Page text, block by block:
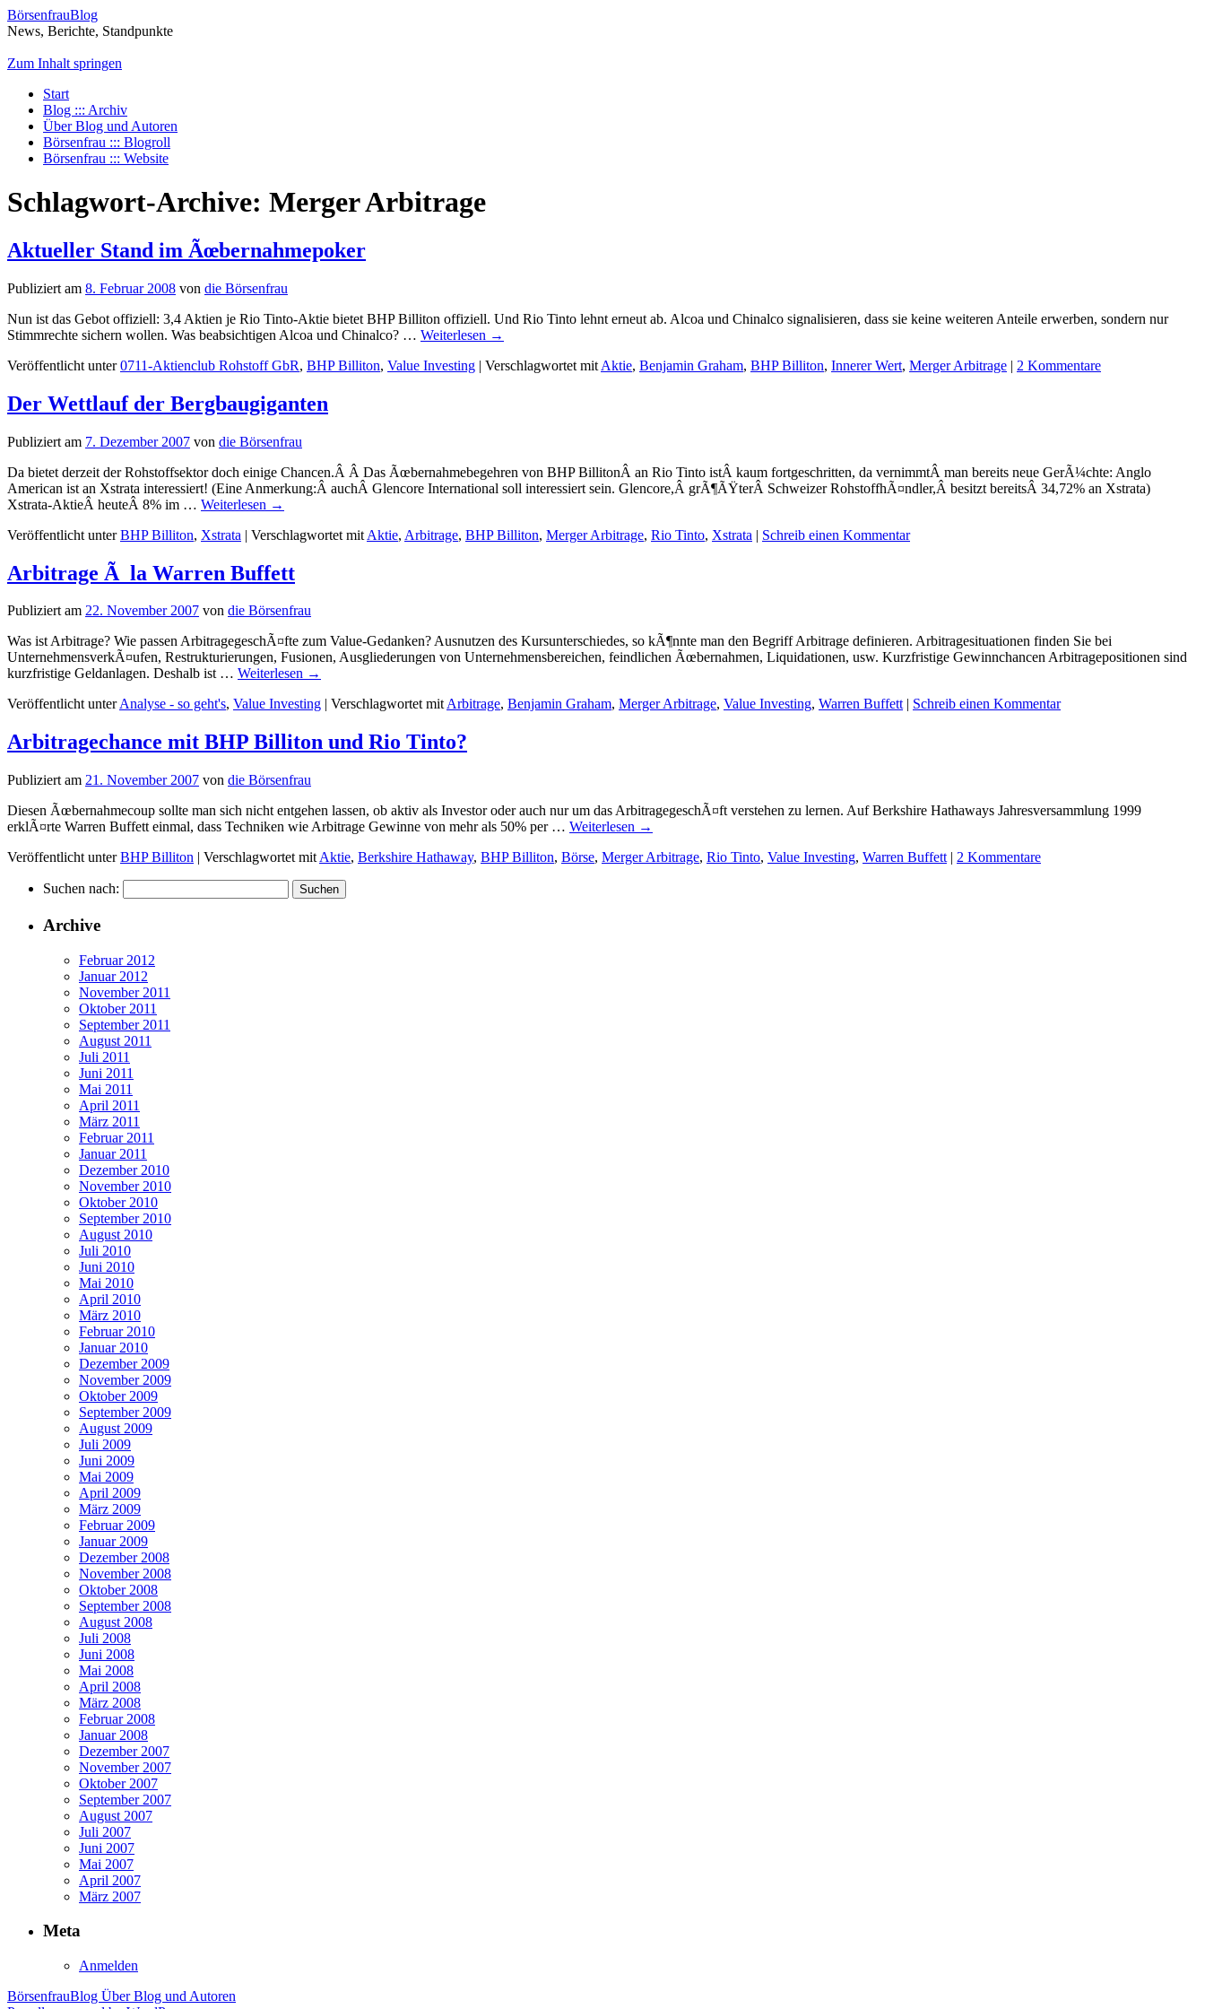
BörsenfrauBlog
News, Berichte, Standpunkte
Zum Inhalt springen
Start
Blog ::: Archiv
Über Blog und Autoren
Börsenfrau ::: Blogroll
Börsenfrau ::: Website
Schlagwort-Archive: Merger Arbitrage
Aktueller Stand im Ãœbernahmepoker
Publiziert am 8. Februar 2008 von die Börsenfrau
Nun ist das Gebot offiziell: 3,4 Aktien je Rio Tinto-Aktie bietet BHP Billiton offiziell. Und Rio Tinto lehnt erneut ab. Alcoa und Chinalco signalisieren, dass sie keine weiteren Anteile erwerben, sondern nur
Stimmrechte sichern wollen. Was beabsichtigen Alcoa und Chinalco? … Weiterlesen →
Veröffentlicht unter 0711-Aktienclub Rohstoff GbR, BHP Billiton, Value Investing | Verschlagwortet mit Aktie, Benjamin Graham, BHP Billiton, Innerer Wert, Merger Arbitrage | 2 Kommentare
Der Wettlauf der Bergbaugiganten
Publiziert am 7. Dezember 2007 von die Börsenfrau
Da bietet derzeit der Rohstoffsektor doch einige Chancen.Â Â Das Ãœbernahmebegehren von BHP BillitonÂ an Rio Tinto istÂ kaum fortgeschritten, da vernimmtÂ man bereits neue GerÃ¼chte: Anglo
American ist an Xstrata interessiert! (Eine Anmerkung:Â auchÂ Glencore International soll interessiert sein. Glencore,Â grÃ¶ÃŸterÂ Schweizer RohstoffhÃ¤ndler,Â besitzt bereitsÂ 34,72% an Xstrata)
Xstrata-AktieÂ heuteÂ 8% im … Weiterlesen →
Veröffentlicht unter BHP Billiton, Xstrata | Verschlagwortet mit Aktie, Arbitrage, BHP Billiton, Merger Arbitrage, Rio Tinto, Xstrata | Schreib einen Kommentar
Arbitrage Ã la Warren Buffett
Publiziert am 22. November 2007 von die Börsenfrau
Was ist Arbitrage? Wie passen ArbitragegeschÃ¤fte zum Value-Gedanken? Ausnutzen des Kursunterschiedes, so kÃ¶nnte man den Begriff Arbitrage definieren. Arbitragesituationen finden Sie bei
UnternehmensverkÃ¤ufen, Restrukturierungen, Fusionen, Ausgliederungen von Unternehmensbereichen, feindlichen Ãœbernahmen, Liquidationen, usw. Kurzfristige Gewinnchancen Arbitragepositionen sind
kurzfristige Geldanlagen. Deshalb ist … Weiterlesen →
Veröffentlicht unterAnalyse - so geht's, Value Investing | Verschlagwortet mitArbitrage, Benjamin Graham, Merger Arbitrage, Value Investing, Warren Buffett | Schreib einen Kommentar
Arbitragechance mit BHP Billiton und Rio Tinto?
Publiziert am 21. November 2007 von die Börsenfrau
Diesen Ãœbernahmecoup sollte man sich nicht entgehen lassen, ob aktiv als Investor oder auch nur um das ArbitragegeschÃ¤ft verstehen zu lernen. Auf Berkshire Hathaways Jahresversammlung 1999
erklÃ¤rte Warren Buffett einmal, dass Techniken wie Arbitrage Gewinne von mehr als 50% per … Weiterlesen →
Veröffentlicht unter BHP Billiton | Verschlagwortet mit Aktie, Berkshire Hathaway, BHP Billiton, Börse, Merger Arbitrage, Rio Tinto, Value Investing, Warren Buffett | 2 Kommentare
Suchen nach:
Archive
Februar 2012
Januar 2012
November 2011
Oktober 2011
September 2011
August 2011
Juli 2011
Juni 2011
Mai 2011
April 2011
März 2011
Februar 2011
Januar 2011
Dezember 2010
November 2010
Oktober 2010
September 2010
August 2010
Juli 2010
Juni 2010
Mai 2010
April 2010
März 2010
Februar 2010
Januar 2010
Dezember 2009
November 2009
Oktober 2009
September 2009
August 2009
Juli 2009
Juni 2009
Mai 2009
April 2009
März 2009
Februar 2009
Januar 2009
Dezember 2008
November 2008
Oktober 2008
September 2008
August 2008
Juli 2008
Juni 2008
Mai 2008
April 2008
März 2008
Februar 2008
Januar 2008
Dezember 2007
November 2007
Oktober 2007
September 2007
August 2007
Juli 2007
Juni 2007
Mai 2007
April 2007
März 2007
Meta
Anmelden
BörsenfrauBlog Über Blog und Autoren